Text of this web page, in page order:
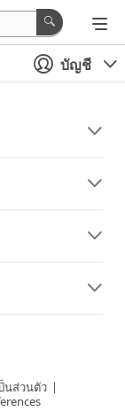
บัญชี
นส่วนตัว |